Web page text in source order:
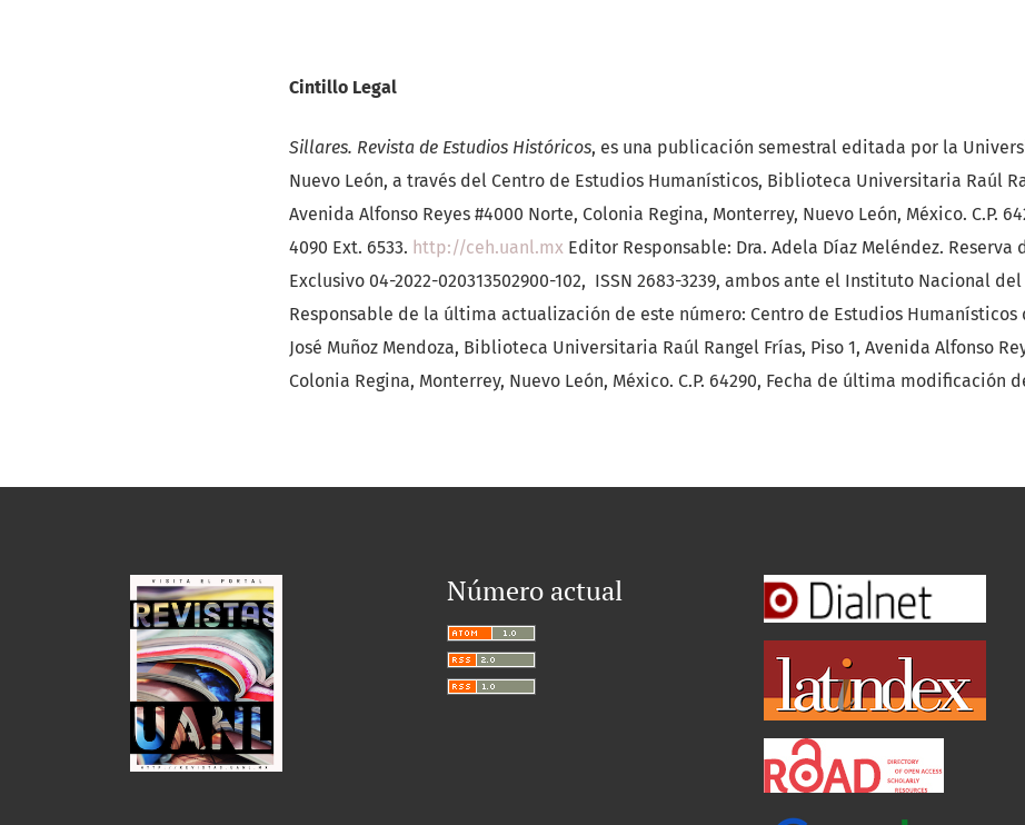
Cintillo Legal
Sillares. Revista de Estudios Históricos, es una publicación semestral editada por la
Nuevo León, a través del Centro de Estudios Humanísticos, Biblioteca Universitaria Raúl
Avenida Alfonso Reyes #4000 Norte, Colonia Regina, Monterrey, Nuevo León, México. C.P.
4090 Ext. 6533. http://ceh.uanl.mx Editor Responsable: Dra. Adela Díaz Meléndez. Reserva
Exclusivo 04-2022-020313502900-102, ISSN 2683-3239, ambos ante el Instituto Nacional
Responsable de la última actualización de este número: Centro de Estudios Humanísticos
José Muñoz Mendoza, Biblioteca Universitaria Raúl Rangel Frías, Piso 1, Avenida Alfonso
Colonia Regina, Monterrey, Nuevo León, México. C.P. 64290, Fecha de última modificación
Número actual